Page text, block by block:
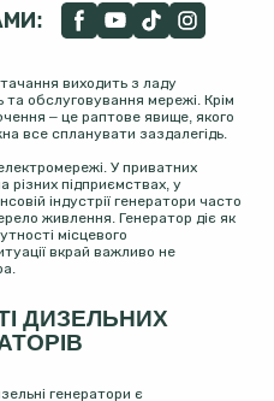
виходить з ладу
обслуговування мережі. Крім
– це раптове явище, якого
все спланувати заздалегідь.
У приватних
різних підприємствах, у
індустрії генератори часто
живлення. Генератор діє як
місцевого
вкрай важливо не
ДИЗЕЛЬНИХ
генератори є